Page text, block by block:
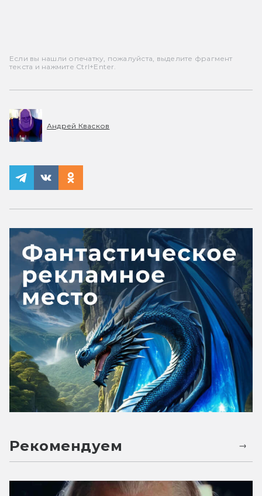
Если вы нашли опечатку, пожалуйста, выделите фрагмент
текста и нажмите Ctrl+Enter.
Андрей Квасков
Рекомендуем